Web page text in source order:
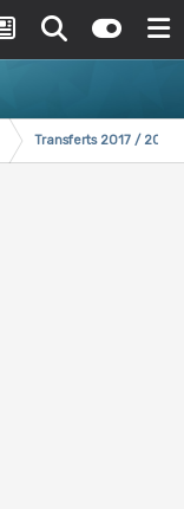
Transferts 2017 / 2018